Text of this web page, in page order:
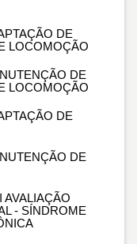
DE
LOCOMOÇÃO
DE
LOCOMOÇÃO
DE
DE
AVALIAÇÃO
- SÍNDROME